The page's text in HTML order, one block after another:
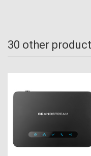
30 other